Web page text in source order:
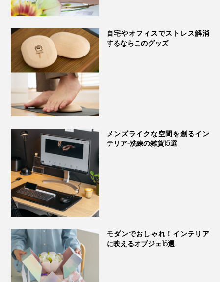
写真下段は別売りの「大理石ベース」に挿してタテ置きで使用。
隙間に置けて主張もしないので、リビングの一角にリラ
ックススペースをつくりたい時にぴったりです。
アプリの操作は直感的にわかりやすいのでオススメ
アプリの接続には、Wi-fi環境が必要です。「2.4GHz
帯」の電波にのみ対応しているため、5GHz帯の電波に
設定されている方は接続できないのでご注意を。
接続の際は、あらかじめお手持ちのルーターにて電波の
種類をご確認ください。
自宅やオフィスでストレス解消
するならこのグッズ
メンズライクな空間を創るイン
テリア-洗練の雑貨15選
モダンでおしゃれ！インテリア
に映えるオブジェ15選